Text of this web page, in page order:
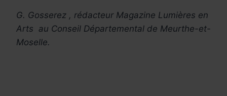
G. Gosserez , rédacteur Magazine Lumières en
Arts au Conseil Départemental de Meurthe-et-
Moselle.